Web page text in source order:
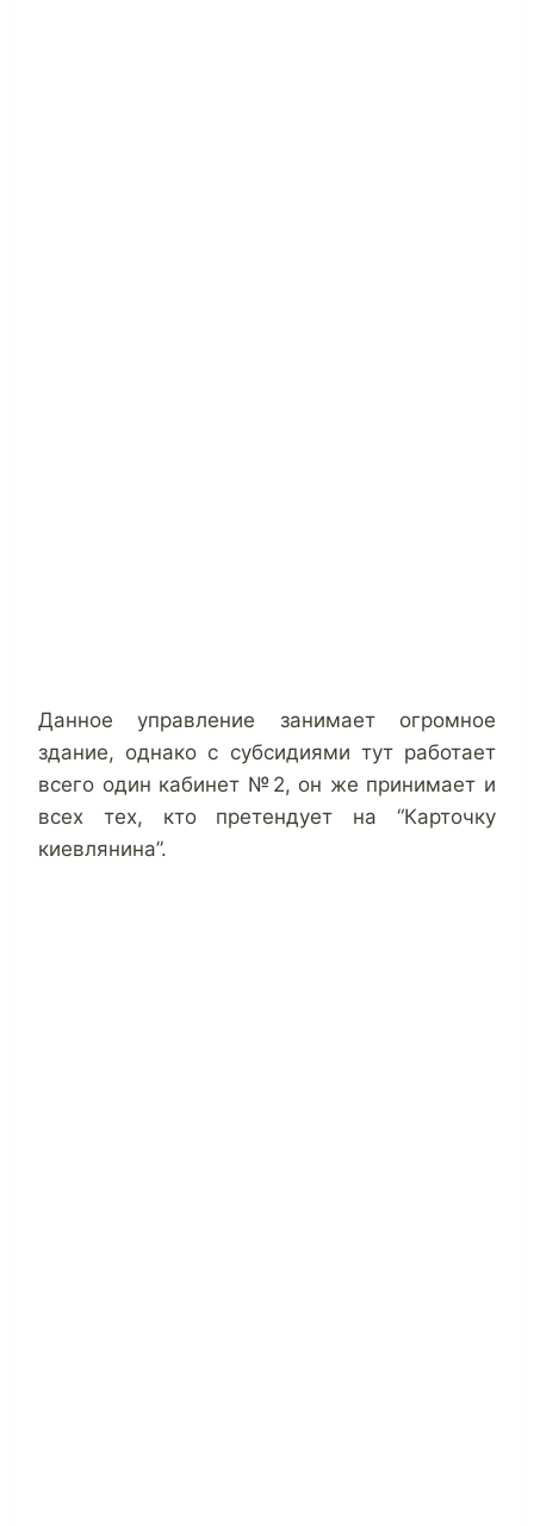
Данное управление занимает огромное
здание, однако с субсидиями тут работает
всего один кабинет №2, он же принимает и
всех тех, кто претендует на “Карточку
киевлянина”.